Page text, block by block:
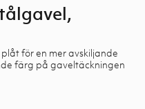
för en mer avskiljande
färg på gaveltäckningen